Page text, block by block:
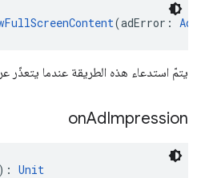
(adError:
يتمّ استدعاء هذه الطريقة عندما يتعذّر
onAdImpression
Unit